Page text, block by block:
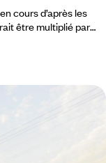
cours d’après les
être multiplié par
possible d’arrêter